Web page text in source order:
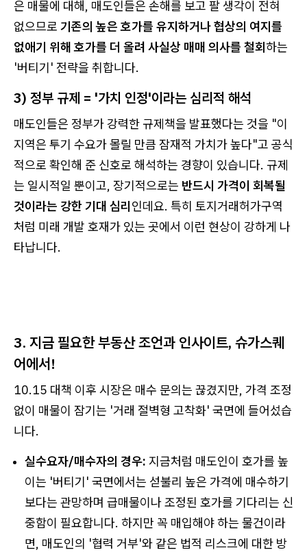
은 매물에 대해, 매도인들은 손해를 보고 팔 생각이 전혀
없으므로 기존의 높은 호가를 유지하거나 협상의 여지를
없애기 위해 호가를 더 올려 사실상 매매 의사를 철회하는
'버티기' 전략을 취합니다.
3) 정부 규제 = '가치 인정'이라는 심리적 해석
매도인들은 정부가 강력한 규제책을 발표했다는 것을 "이
지역은 투기 수요가 몰릴 만큼 잠재적 가치가 높다"고 공식
적으로 확인해 준 신호로 해석하는 경향이 있습니다. 규제
는 일시적일 뿐이고, 장기적으로는 반드시 가격이 회복될
것이라는 강한 기대 심리인데요. 특히 토지거래허가구역
처럼 미래 개발 호재가 있는 곳에서 이런 현상이 강하게 나
타납니다.
3. 지금 필요한 부동산 조언과 인사이트, 슈가스퀘
어에서!
10.15 대책 이후 시장은 매수 문의는 끊겼지만, 가격 조정
없이 매물이 잠기는 '거래 절벽형 고착화' 국면에 들어섰습
니다.
실수요자/매수자의 경우: 지금처럼 매도인이 호가를 높
이는 '버티기' 국면에서는 섣불리 높은 가격에 매수하기
보다는 관망하며 급매물이나 조정된 호가를 기다리는 신
중함이 필요합니다. 하지만 꼭 매입해야 하는 물건이라
면, 매도인의 '협력 거부'와 같은 법적 리스크에 대한 방